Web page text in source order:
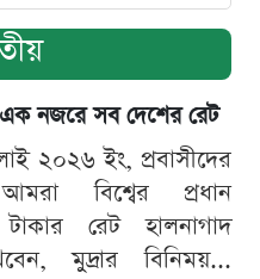
নজরে সব দেশের রেট
২০২৬ ইং, প্রবাসীদের
আমরা বিশ্বের প্রধান
রেট হালনাগাদ
মুদ্রার বিনিময়...